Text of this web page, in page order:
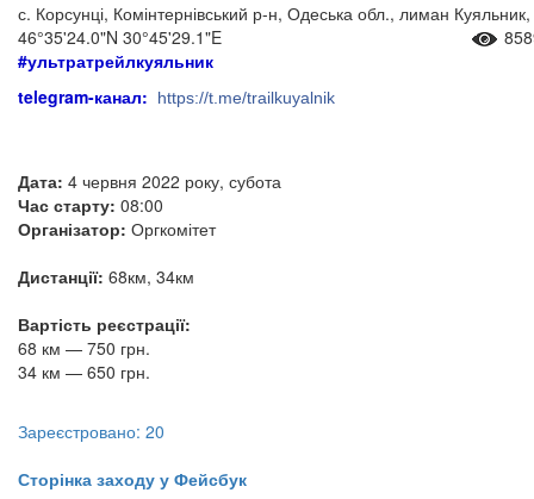
с. Корсунці, Комінтернівський р-н, Одеська обл., лиман Куяльник,
46°35'24.0"N 30°45'29.1"E
#ультратрейлкуяльник
telegram-канал:
https://t.me/trailkuyalnik
Дата: 4 червня 2022 року, субота
Час старту: 08:00
Організатор: Оргкомітет
Дистанції: 68км, 34км
Вартість реєстрації:
68 км — 750 грн.
34 км — 650 грн.
Зареєстровано: 20
Сторінка заходу у Фейсбук